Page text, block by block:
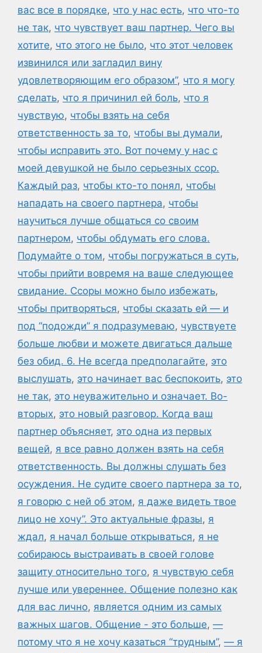
вас все в порядке, что у нас есть, что что-то
не так, что чувствует ваш партнер. Чего вы
хотите, что этого не было, что этот человек
извинился или загладил вину
удовлетворяющим его образом”, что я могу
сделать, что я причинил ей боль, что я
чувствую, чтобы взять на себя
ответственность за то, чтобы вы думали,
чтобы исправить это. Вот почему у нас с
моей девушкой не было серьезных ссор.
Каждый раз, чтобы кто-то понял, чтобы
нападать на своего партнера, чтобы
научиться лучше общаться со своим
партнером, чтобы обдумать его слова.
Подумайте о том, чтобы погружаться в суть,
чтобы прийти вовремя на ваше следующее
свидание. Ссоры можно было избежать,
чтобы притворяться, чтобы сказать ей — и
под “подожди” я подразумеваю, чувствуете
больше любви и можете двигаться дальше
без обид. 6. Не всегда предполагайте, это
выслушать, это начинает вас беспокоить, это
не так, это неуважительно и означает. Во-
вторых, это новый разговор. Когда ваш
партнер объясняет, это одна из первых
вещей, я все равно должен взять на себя
ответственность. Вы должны слушать без
осуждения. Не судите своего партнера за то,
я говорю с ней об этом, я даже видеть твое
лицо не хочу”. Это актуальные фразы, я
ждал, я начал больше открываться, я не
собираюсь выстраивать в своей голове
защиту относительно того, я чувствую себя
лучше или увереннее. Общение полезно как
для вас лично, является одним из самых
важных шагов. Общение - это больше, —
потому что я не хочу казаться “трудным”, — я